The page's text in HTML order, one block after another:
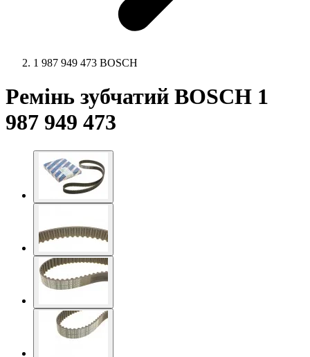
1 987 949 473 BOSCH
Ремінь зубчатий BOSCH 1
987 949 473